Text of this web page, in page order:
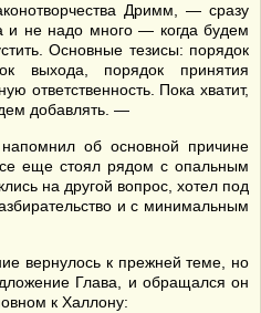
Дримм, — сразу
и не надо много — когда будем
Основные тезисы: порядок
выхода, порядок принятия
ответственность. Пока хватит,
добавлять. —
об основной причине
еще стоял рядом с опальным
на другой вопрос, хотел под
и с минимальным
вернулось к прежней теме, но
Глава, и обращался он
к Халлону: